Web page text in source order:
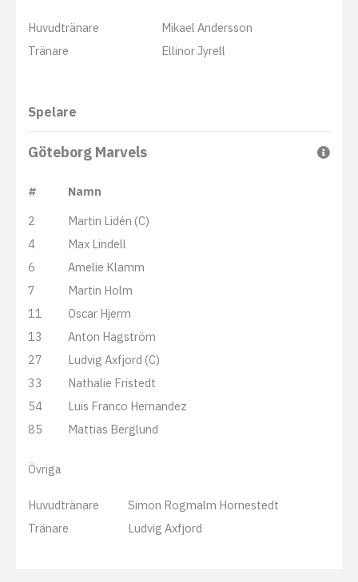
Huvudtränare
Mikael Andersson
Tränare
Ellinor Jyrell
Spelare
Göteborg Marvels
#
Namn
2
Martin Lidén (C)
4
Max Lindell
6
Amelie Klamm
7
Martin Holm
11
Oscar Hjerm
13
Anton Hagström
27
Ludvig Axfjord (C)
33
Nathalie Fristedt
54
Luis Franco Hernandez
85
Mattias Berglund
Övriga
Huvudtränare
Simon Rogmalm Hornestedt
Tränare
Ludvig Axfjord